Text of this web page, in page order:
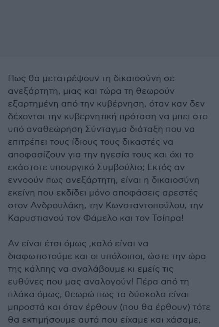
Πως θα μετατρέψουν τη δικαιοσύνη σε
ανεξάρτητη, μιας και τώρα τη θεωρούν
εξαρτημένη από την κυβέρνηση, όταν καν δεν
δέχονται την κυβερνητική πρόταση να μπει στο
υπό αναθεώρηση Σύνταγμα διάταξη που να
επιτρέπει τους ίδιους τους δικαστές να
αποφασίζουν για την ηγεσία τους και όχι το
εκάστοτε υπουργικό Συμβούλιο; Εκτός αν
εννοούν πως ανεξάρτητη, είναι η δικαιοσύνη
εκείνη που εκδίδει μόνο αποφάσεις αρεστές
στον Ανδρουλάκη, την Κωνσταντοπούλου, την
Καρυστιανού τον Φάμελο και τον Τσίπρα!
Αν είναι έτσι όμως ,καλό είναι να
διαφωτιστούμε και οι υπόλοιποι, ώστε την ώρα
της κάλπης να αναλάβουμε κι εμείς τις
ευθύνες που μας αναλογούν! Πέρα από τη
πλάκα όμως, θεωρώ πως τα δύσκολα είναι
μπροστά και όταν έρθουν (που θα έρθουν) τότε
θα εκτιμήσουμε αυτά που είχαμε και χάσαμε,